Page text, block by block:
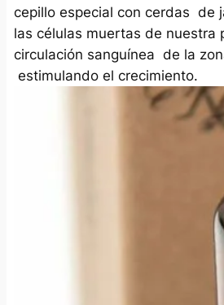
cepillo especial con cerdas de
las células muertas de nuestra
circulación sanguínea de la
estimulando el crecimiento.